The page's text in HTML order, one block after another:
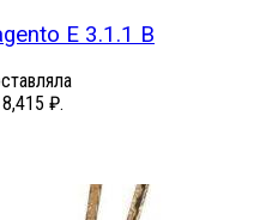
E 3.1.1 B
₽.